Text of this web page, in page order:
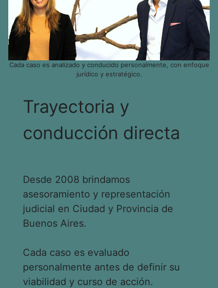
Cada caso es analizado y conducido personalmente, con enfoque
jurídico y estratégico.
Trayectoria y
conducción directa
Desde 2008 brindamos
asesoramiento y representación
judicial en Ciudad y Provincia de
Buenos Aires.
Cada caso es evaluado
personalmente antes de definir su
viabilidad y curso de acción.